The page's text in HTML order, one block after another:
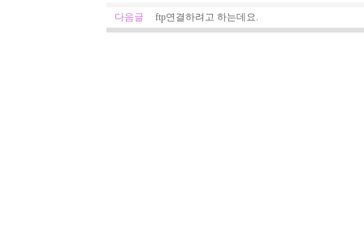
다음글 ftp연결하려고 하는데요.